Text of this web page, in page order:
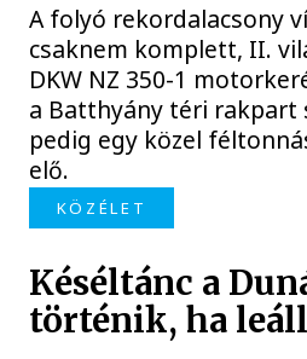
A folyó rekordalacsony
csaknem komplett, II.
DKW NZ 350-1
a Batthyány téri rakpart
pedig egy közel
elő.
KÖZÉLET
Késéltánc a
történik, ha leáll